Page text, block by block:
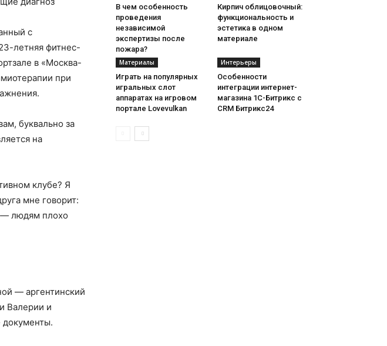
с
летняя фитнес-
в «Москва-
при
буквально за
на
клубе? Я
мне говорит:
— людям плохо
— аргентинский
Валерии и
документы.
В чем особенность
проведения
независимой
экспертизы после
пожара?
Кирпич облицовочный:
функциональность и
эстетика в одном
материале
Материалы
Играть на популярных
игральных слот
аппаратах на игровом
портале Lovevulkan
Интерьеры
Особенности
интеграции интернет-
магазина 1С-Битрикс с
CRM Битрикс24